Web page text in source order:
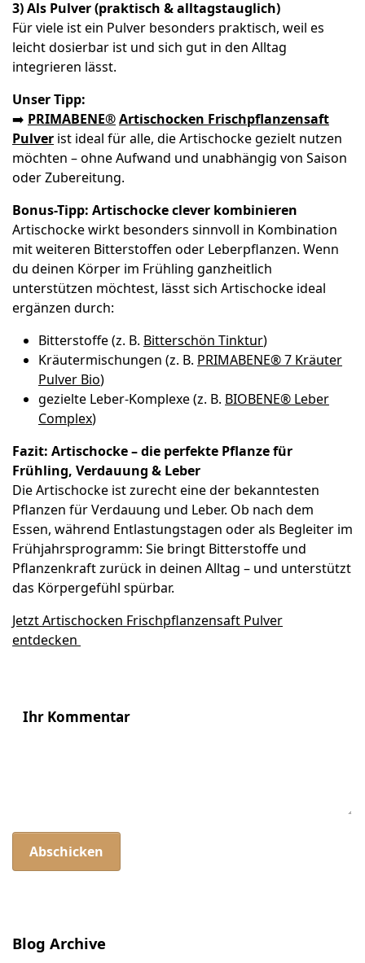
3) Als Pulver (praktisch & alltagstauglich)
Für viele ist ein Pulver besonders praktisch, weil es
leicht dosierbar ist und sich gut in den Alltag
integrieren lässt.
Unser Tipp:
➡️ PRIMABENE®Artischocken Frischpflanzensaft
Pulver ist ideal für alle, die Artischocke gezielt nutzen
möchten – ohne Aufwand und unabhängig von Saison
oder Zubereitung.
Bonus-Tipp: Artischocke clever kombinieren
Artischocke wirkt besonders sinnvoll in Kombination
mit weiteren Bitterstoffen oder Leberpflanzen. Wenn
du deinen Körper im Frühling ganzheitlich
unterstützen möchtest, lässt sich Artischocke ideal
ergänzen durch:
Bitterstoffe (z. B. Bitterschön Tinktur)
Kräutermischungen (z. B. PRIMABENE® 7 Kräuter
Pulver Bio)
gezielte Leber-Komplexe (z. B. BIOBENE® Leber
Complex)
Fazit: Artischocke – die perfekte Pflanze für
Frühling, Verdauung & Leber
Die Artischocke ist zurecht eine der bekanntesten
Pflanzen für Verdauung und Leber. Ob nach dem
Essen, während Entlastungstagen oder als Begleiter im
Frühjahrsprogramm: Sie bringt Bitterstoffe und
Pflanzenkraft zurück in deinen Alltag – und unterstützt
das Körpergefühl spürbar.
Jetzt Artischocken Frischpflanzensaft Pulver
entdecken
Ihr Kommentar
Abschicken
Blog Archive